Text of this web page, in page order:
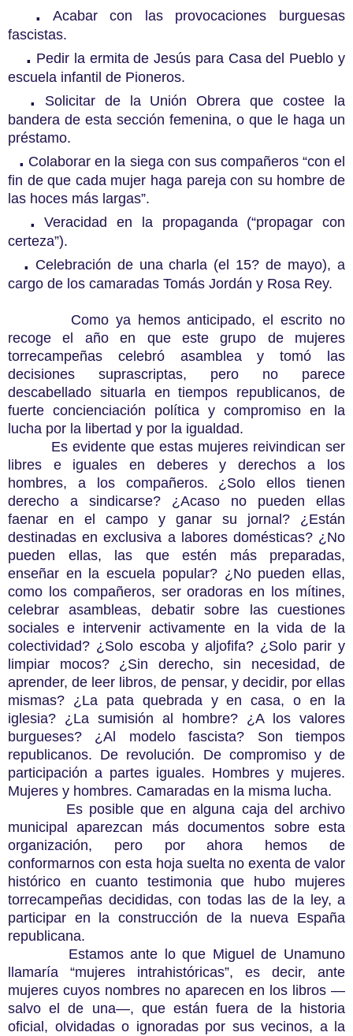
.
Acabar con las provocaciones burguesas
fascistas.
. Pedir la ermita de Jesús para Casa del Pueblo y
escuela infantil de Pioneros.
. Solicitar de la Unión Obrera que costee la
bandera de esta sección femenina, o que le haga un
préstamo.
. Colaborar en la siega con sus compañeros “con el
fin de que cada mujer haga pareja con su hombre de
las hoces más largas”.
. Veracidad en la propaganda (“propagar con
certeza”).
. Celebración de una charla (el 15? de mayo), a
cargo de los camaradas Tomás Jordán y Rosa Rey.
Como ya hemos anticipado, el escrito no
recoge el año en que este grupo de mujeres
torrecampeñas celebró asamblea y tomó las
decisiones suprascriptas, pero no parece
descabellado situarla en tiempos republicanos, de
fuerte concienciación política y compromiso en la
lucha por la libertad y por la igualdad.
Es evidente que estas mujeres reivindican ser
libres e iguales en deberes y derechos a los
hombres, a los compañeros. ¿Solo ellos tienen
derecho a sindicarse? ¿Acaso no pueden ellas
faenar en el campo y ganar su jornal? ¿Están
destinadas en exclusiva a labores domésticas? ¿No
pueden ellas, las que estén más preparadas,
enseñar en la escuela popular? ¿No pueden ellas,
como los compañeros, ser oradoras en los mítines,
celebrar asambleas, debatir sobre las cuestiones
sociales e intervenir activamente en la vida de la
colectividad? ¿Solo escoba y aljofifa? ¿Solo parir y
limpiar mocos? ¿Sin derecho, sin necesidad, de
aprender, de leer libros, de pensar, y decidir, por ellas
mismas? ¿La pata quebrada y en casa, o en la
iglesia? ¿La sumisión al hombre? ¿A los valores
burgueses? ¿Al modelo fascista? Son tiempos
republicanos. De revolución. De compromiso y de
participación a partes iguales. Hombres y mujeres.
Mujeres y hombres. Camaradas en la misma lucha.
Es posible que en alguna caja del archivo
municipal aparezcan más documentos sobre esta
organización, pero por ahora hemos de
conformarnos con esta hoja suelta no exenta de valor
histórico en cuanto testimonia que hubo mujeres
torrecampeñas decididas, con todas las de la ley, a
participar en la construcción de la nueva España
republicana.
Estamos ante lo que Miguel de Unamuno
llamaría “mujeres intrahistóricas”, es decir, ante
mujeres cuyos nombres no aparecen en los libros —
salvo el de una—, que están fuera de la historia
oficial, olvidadas o ignoradas por sus vecinos, a la